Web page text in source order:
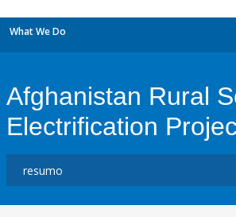
What We Do
Afghanistan Rural
Electrification